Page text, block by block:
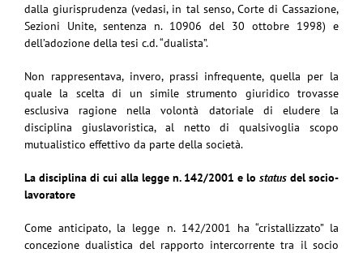
dalla giurisprudenza (vedasi, in tal senso, Corte di Cassazione,
Sezioni Unite, sentenza n. 10906 del 30 ottobre 1998) e
dell’adozione della tesi c.d. “dualista”.
Non rappresentava, invero, prassi infrequente, quella per la
quale la scelta di un simile strumento giuridico trovasse
esclusiva ragione nella volontà datoriale di eludere la
disciplina giuslavoristica, al netto di qualsivoglia scopo
mutualistico effettivo da parte della società.
La disciplina di cui alla legge n. 142/2001 e lo status del socio-
lavoratore
Come anticipato, la legge n. 142/2001 ha “cristallizzato” la
concezione dualistica del rapporto intercorrente tra il socio